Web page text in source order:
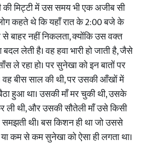
की मिट्टी में उस समय भी एक अजीब सी
कहते थे कि यहाँ रात के 2:00 बजे के
बाहर नहीं निकलता, क्योंकि उस वक्त
लेती है। वह हवा भारी हो जाती है, जैसे
ले रहा हो। पर सुनेखा को इन बातों पर
वह बीस साल की थी, पर उसकी आँखों में
हुआ था। उसकी माँ मर चुकी थी, उसके
ली थी, और उसकी सौतेली माँ उसे किसी
समझती थी। बस किशन ही था जो उससे
या कम से कम सुनेखा को ऐसा ही लगता था।